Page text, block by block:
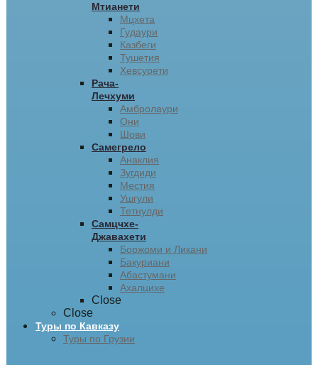
Мтианети
Мцхета
Гудаури
Казбеги
Тушетия
Хевсурети
Рача-
Лечхуми
Амбролаури
Они
Шови
Самегрело
Анаклия
Зугдиди
Местия
Ушгули
Тетнулди
Самцчхе-
Джавахети
Боржоми и Ликани
Бакуриани
Абастумани
Ахалцихе
Close
Close
Туры по Кавказу
Туры по Грузии